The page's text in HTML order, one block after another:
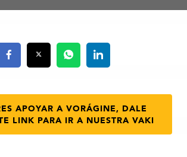
APOYAR A VORÁGINE, DALE
LINK PARA IR A NUESTRA VAKI